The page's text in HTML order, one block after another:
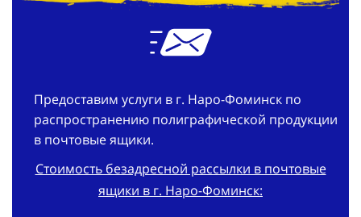
распространению полиграфической продукции
в почтовые ящики.
Стоимость безадресной рассылки в почтовые
ящики в г. Наро-Фоминск:
9 - ти этажки - 1.33 р. за штуку